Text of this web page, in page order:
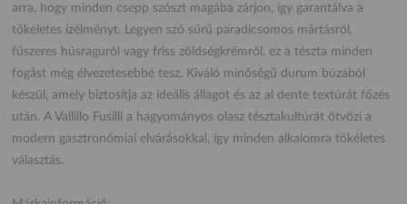
arra, hogy minden csepp szószt magába zárjon, így garantálva a
tökéletes ízélményt. Legyen szó sűrű paradicsomos mártásról,
fűszeres húsraguról vagy friss zöldségkrémről, ez a tészta minden
fogást még élvezetesebbé tesz. Kiváló minőségű durum búzából
készül, amely biztosítja az ideális állagot és az al dente textúrát főzés
után. A Vallillo Fusilli a hagyományos olasz tésztakultúrát ötvözi a
modern gasztronómiai elvárásokkal, így minden alkalomra tökéletes
választás.